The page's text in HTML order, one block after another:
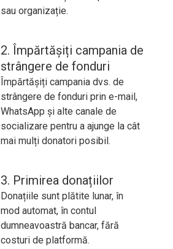
sau organizație.
2. Împărtășiți campania de
strângere de fonduri
Împărtășiți campania dvs. de
strângere de fonduri prin e-mail,
WhatsApp și alte canale de
socializare pentru a ajunge la cât
mai mulți donatori posibil.
3. Primirea donațiilor
Donațiile sunt plătite lunar, în
mod automat, în contul
dumneavoastră bancar, fără
costuri de platformă.